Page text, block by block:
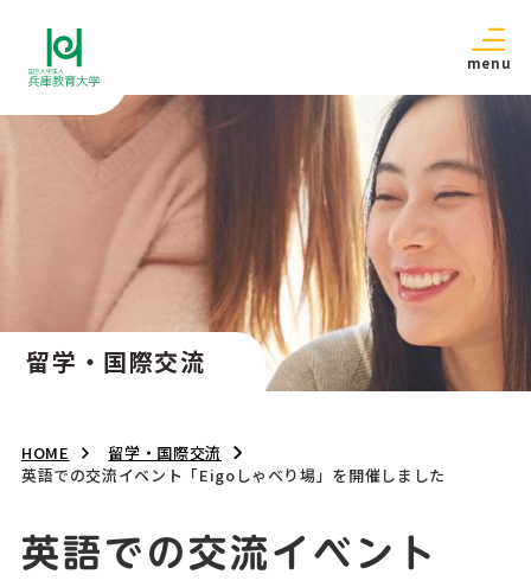
menu
留学・国際交流
HOME
留学・国際交流
英語での交流イベント「Eigoしゃべり場」を開催しました
英語での交流イベント